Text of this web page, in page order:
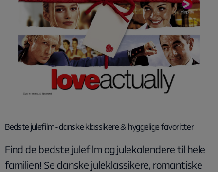
Bedste julefilm - danske klassikere & hyggelige favoritter
Find de bedste julefilm og julekalendere til hele
familien! Se danske juleklassikere, romantiske